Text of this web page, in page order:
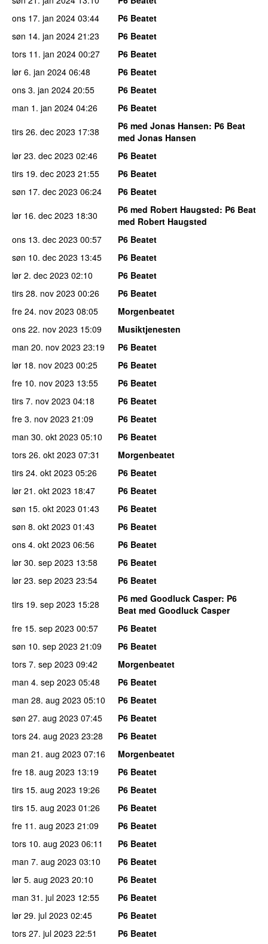
ons 17. jan 2024 03:44
P6 Beatet
søn 14. jan 2024 21:23
P6 Beatet
tors 11. jan 2024 00:27
P6 Beatet
lør 6. jan 2024 06:48
P6 Beatet
ons 3. jan 2024 20:55
P6 Beatet
man 1. jan 2024 04:26
P6 Beatet
tirs 26. dec 2023 17:38 P6 med Jonas Hansen: P6 Beat
med Jonas Hansen
lør 23. dec 2023 02:46
P6 Beatet
tirs 19. dec 2023 21:55
P6 Beatet
søn 17. dec 2023 06:24
P6 Beatet
lør 16. dec 2023 18:30 P6 med Robert Haugsted: P6 Beat
med Robert Haugsted
ons 13. dec 2023 00:57
P6 Beatet
søn 10. dec 2023 13:45
P6 Beatet
lør 2. dec 2023 02:10
P6 Beatet
tirs 28. nov 2023 00:26
P6 Beatet
fre 24. nov 2023 08:05
Morgenbeatet
ons 22. nov 2023 15:09
Musiktjenesten
man 20. nov 2023 23:19
P6 Beatet
lør 18. nov 2023 00:25
P6 Beatet
fre 10. nov 2023 13:55
P6 Beatet
tirs 7. nov 2023 04:18
P6 Beatet
fre 3. nov 2023 21:09
P6 Beatet
man 30. okt 2023 05:10
P6 Beatet
tors 26. okt 2023 07:31
Morgenbeatet
tirs 24. okt 2023 05:26
P6 Beatet
lør 21. okt 2023 18:47
P6 Beatet
søn 15. okt 2023 01:43
P6 Beatet
søn 8. okt 2023 01:43
P6 Beatet
ons 4. okt 2023 06:56
P6 Beatet
lør 30. sep 2023 13:58
P6 Beatet
lør 23. sep 2023 23:54
P6 Beatet
tirs 19. sep 2023 15:28 P6 med Goodluck Casper: P6
Beat med Goodluck Casper
fre 15. sep 2023 00:57
P6 Beatet
søn 10. sep 2023 21:09
P6 Beatet
tors 7. sep 2023 09:42
Morgenbeatet
man 4. sep 2023 05:48
P6 Beatet
man 28. aug 2023 05:10
P6 Beatet
søn 27. aug 2023 07:45
P6 Beatet
tors 24. aug 2023 23:28
P6 Beatet
man 21. aug 2023 07:16
Morgenbeatet
fre 18. aug 2023 13:19
P6 Beatet
tirs 15. aug 2023 19:26
P6 Beatet
tirs 15. aug 2023 01:26
P6 Beatet
fre 11. aug 2023 21:09
P6 Beatet
tors 10. aug 2023 06:11
P6 Beatet
man 7. aug 2023 03:10
P6 Beatet
lør 5. aug 2023 20:10
P6 Beatet
man 31. jul 2023 12:55
P6 Beatet
lør 29. jul 2023 02:45
P6 Beatet
tors 27. jul 2023 22:51
P6 Beatet